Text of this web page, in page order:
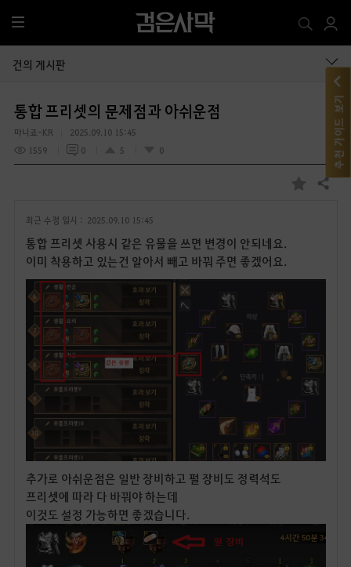
전
체
메
건의 게시판
통합 프리셋의 문제점과 아쉬운점
마니죠-KR
2025.09.10 15:45
1559
0 5 0
즐
공유하기
최근 수정 일시 : 2025.09.10 15:45
통합 프리셋 사용시 같은 유물을 쓰면 변경이 안되네요.
이미 착용하고 있는건 알아서 빼고 바꿔 주면 좋겠어요.
추가로 아쉬운점은 일반 장비하고 펄 장비도 정력석도
프리셋에 따라 다 바꿔야 하는데
이것도 설정 가능하면 좋겠습니다.
추천 가이드 보기